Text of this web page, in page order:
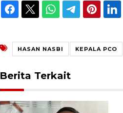
HASAN NASBI KEPALA PCO
Berita Terkait